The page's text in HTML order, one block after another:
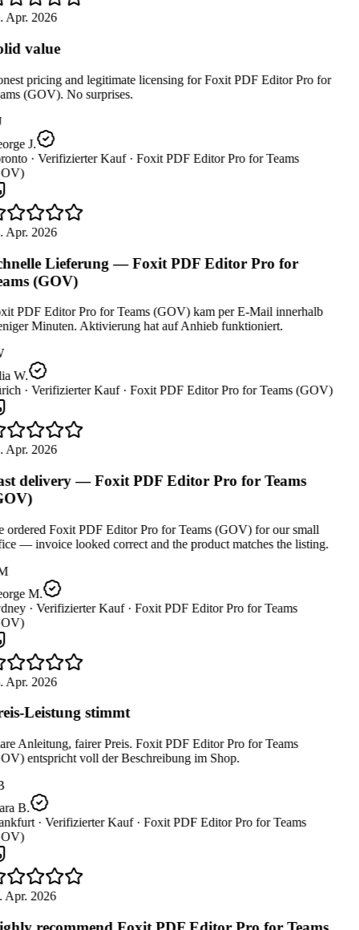
Apr. 2026
value
pricing and legitimate licensing for Foxit PDF Editor Pro for
(GOV). No surprises.
J.
· Verifizierter Kauf · Foxit PDF Editor Pro for Teams
Apr. 2026
Lieferung — Foxit PDF Editor Pro for
(GOV)
PDF Editor Pro for Teams (GOV) kam per E-Mail innerhalb
Minuten. Aktivierung hat auf Anhieb funktioniert.
W.
· Verifizierter Kauf · Foxit PDF Editor Pro for Teams (GOV)
Apr. 2026
delivery — Foxit PDF Editor Pro for Teams
ordered Foxit PDF Editor Pro for Teams (GOV) for our small
— invoice looked correct and the product matches the listing.
M.
· Verifizierter Kauf · Foxit PDF Editor Pro for Teams
Apr. 2026
Leistung stimmt
Anleitung, fairer Preis. Foxit PDF Editor Pro for Teams
entspricht voll der Beschreibung im Shop.
B.
· Verifizierter Kauf · Foxit PDF Editor Pro for Teams
Apr. 2026